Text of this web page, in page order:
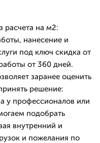
расчета на м2:
нанесение и
под ключ скидка от
от 360 дней.
заранее оценить
решение:
у профессионалов или
подобрать
внутренний и
и пожелания по